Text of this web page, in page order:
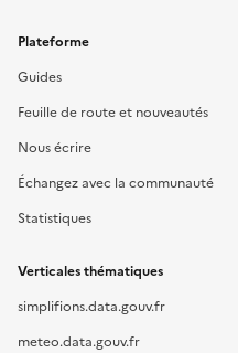
Plateforme
Guides
Feuille de route et nouveautés
Nous écrire
Échangez avec la communauté
Statistiques
Verticales thématiques
simplifions.data.gouv.fr
meteo.data.gouv.fr